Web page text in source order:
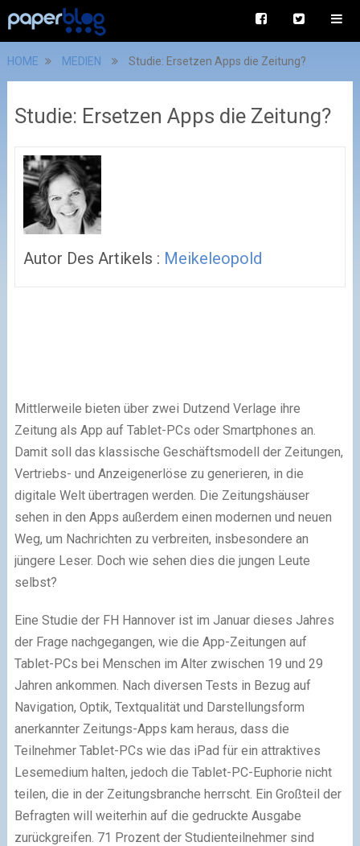
HOME MEDIEN Studie: Ersetzen Apps die Zeitung?
Studie: Ersetzen Apps die Zeitung?
Autor Des Artikels : Meikeleopold
Mittlerweile bieten über zwei Dutzend Verlage ihre
Zeitung als App auf Tablet-PCs oder Smartphones an.
Damit soll das klassische Geschäftsmodell der Zeitungen,
Vertriebs- und Anzeigenerlöse zu generieren, in die
digitale Welt übertragen werden. Die Zeitungshäuser
sehen in den Apps außerdem einen modernen und neuen
Weg, um Nachrichten zu verbreiten, insbesondere an
jüngere Leser. Doch wie sehen dies die jungen Leute
selbst?
Eine Studie der FH Hannover ist im Januar dieses Jahres
der Frage nachgegangen, wie die App-Zeitungen auf
Tablet-PCs bei Menschen im Alter zwischen 19 und 29
Jahren ankommen. Nach diversen Tests in Bezug auf
Navigation, Optik, Textqualität und Darstellungsform
anerkannter Zeitungs-Apps kam heraus, dass die
Teilnehmer Tablet-PCs wie das iPad für ein attraktives
Lesemedium halten, jedoch die Tablet-PC-Euphorie nicht
teilen, die in der Zeitungsbranche herrscht. Ein Großteil der
Befragten will weiterhin auf die gedruckte Ausgabe
zurückgreifen. 71 Prozent der Studienteilnehmer sind